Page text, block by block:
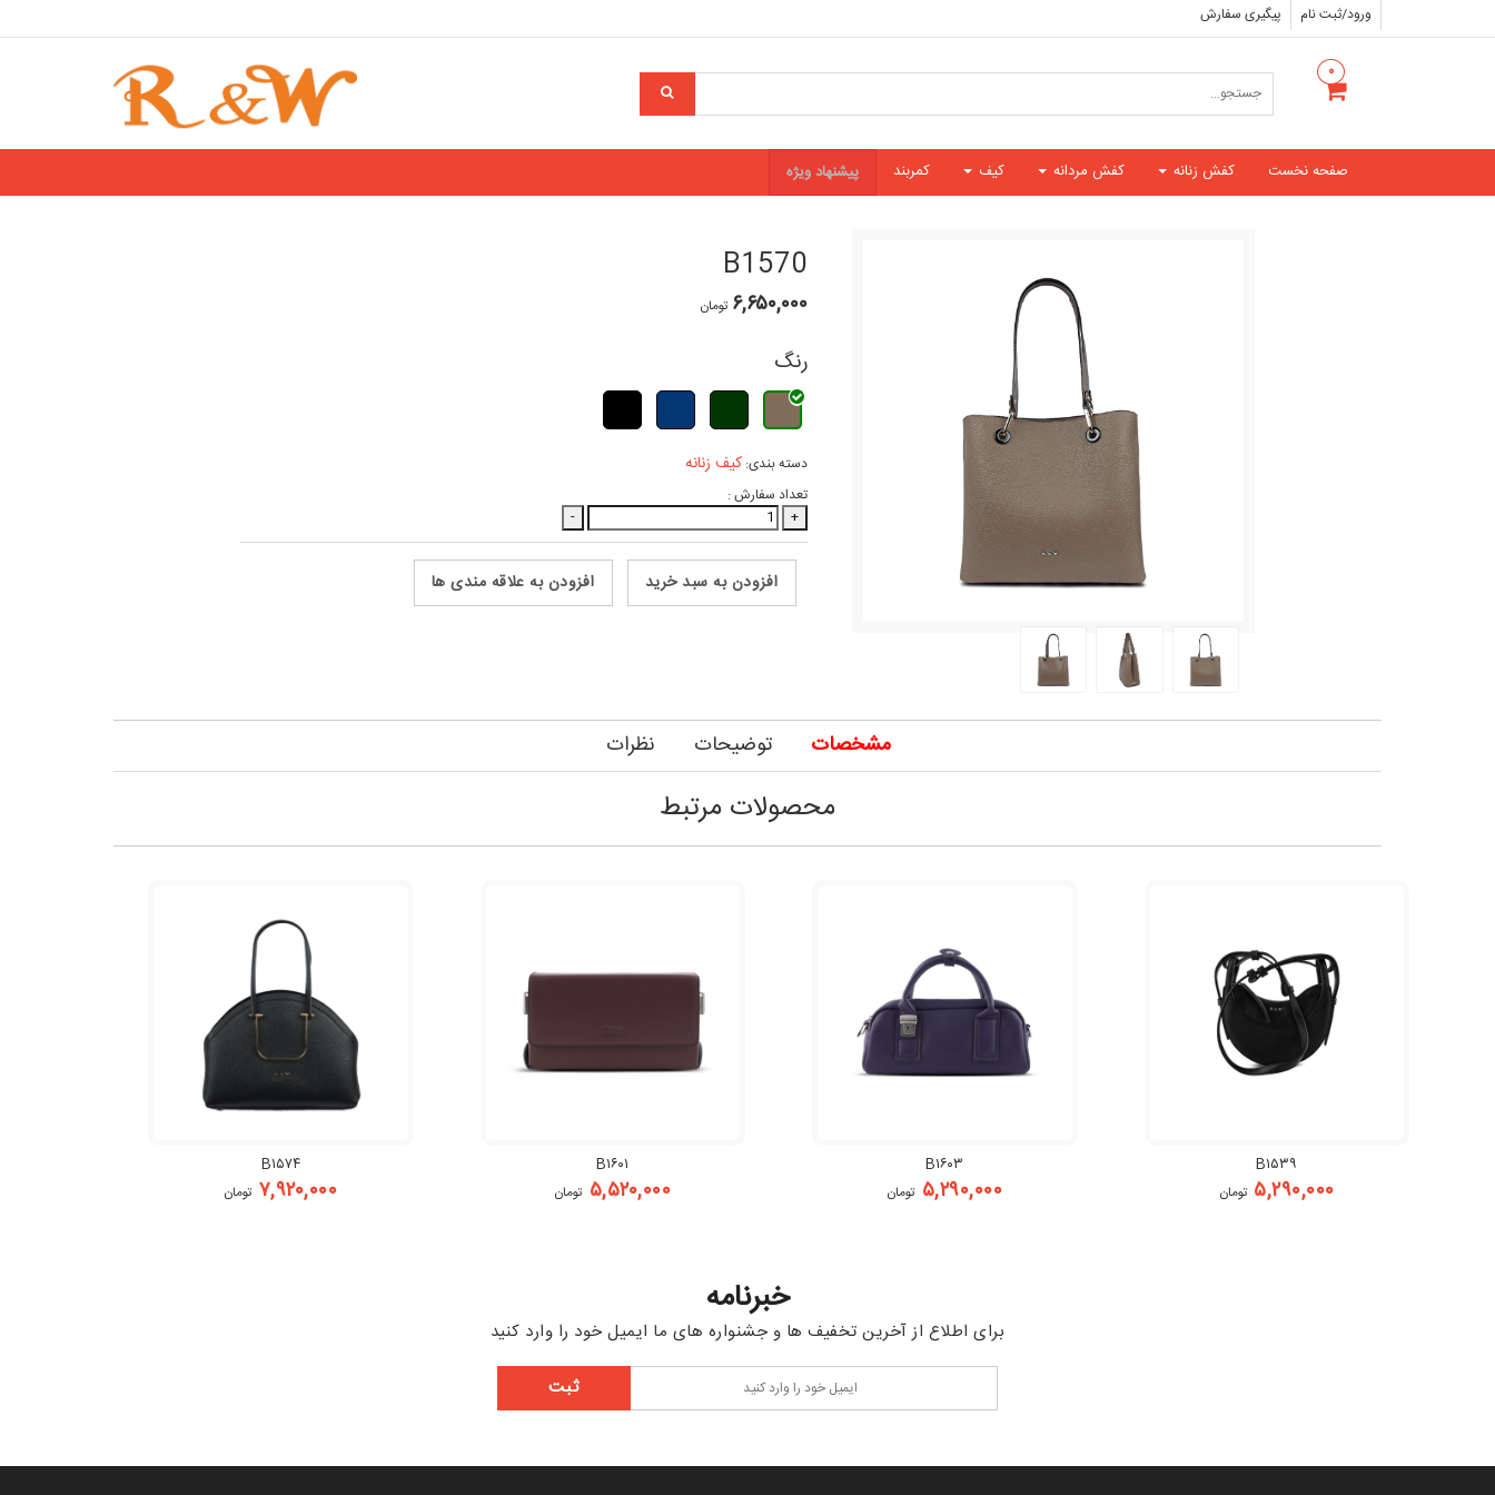
ورود/ثبت نام پیگیری سفارش
۰
صفحه نخست کفش زنانه کفش مردانه کیف کمربند پیشنهاد ویژه
B1570
۶,۶۵۰,۰۰۰ تومان
رنگ
دسته بندی:کیف زنانه
تعداد سفارش :
+
-
افزودن به سبد خرید افزودن به علاقه مندی ها
مشخصات توضیحات نظرات
محصولات مرتبط
B۱۵۳۹
۵,۲۹۰,۰۰۰ تومان
B۱۶۰۳
۵,۲۹۰,۰۰۰ تومان
B۱۶۰۱
۵,۵۲۰,۰۰۰ تومان
B۱۵۷۴
۷,۹۲۰,۰۰۰ تومان
خبرنامه
برای اطلاع از آخرین تخفیف ها و جشنواره های ما ایمیل خود را وارد کنید